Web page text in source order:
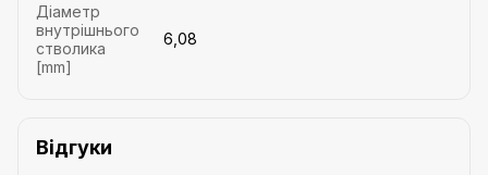
Діаметр
внутрішнього
стволика
[mm]
6,08
Відгуки